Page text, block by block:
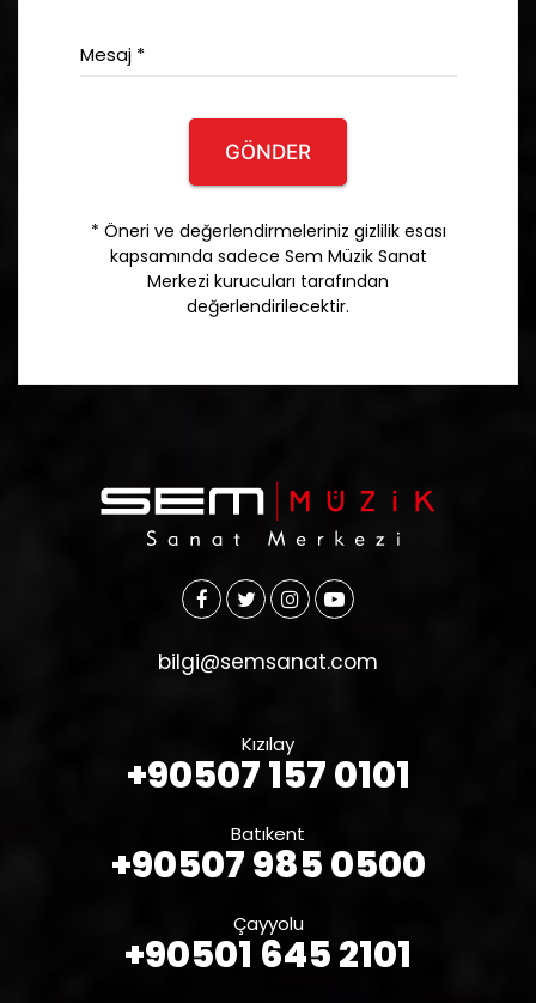
Mesaj *
GÖNDER
* Öneri ve değerlendirmeleriniz gizlilik esası
kapsamında sadece Sem Müzik Sanat
Merkezi kurucuları tarafından
değerlendirilecektir.
bilgi@semsanat.com
Kızılay
+90507 157 0101
Batıkent
+90507 985 0500
Çayyolu
+90501 645 2101